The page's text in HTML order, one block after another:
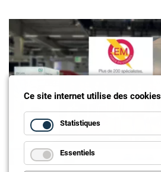
Ce site internet utilise des
Statistiques
Essentiels